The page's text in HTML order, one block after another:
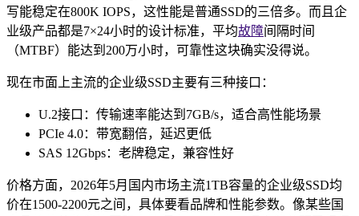
写能稳定在800K IOPS，这性能是普通SSD的三倍多。而且企
业级产品都是7×24小时的设计标准，平均故障间隔时间
（MTBF）能达到200万小时，可靠性这块确实没得说。
现在市面上主流的企业级SSD主要有三种接口：
U.2接口：传输速率能达到7GB/s，适合高性能场景
PCIe 4.0：带宽翻倍，延迟更低
SAS 12Gbps：老牌稳定，兼容性好
价格方面，2026年5月国内市场主流1TB容量的企业级SSD均
价在1500-2200元之间，具体要看品牌和性能参数。像某些国